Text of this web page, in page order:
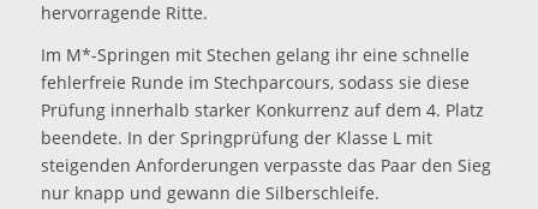
hervorragende Ritte.
Im M*-Springen mit Stechen gelang ihr eine schnelle
fehlerfreie Runde im Stechparcours, sodass sie diese
Prüfung innerhalb starker Konkurrenz auf dem 4. Platz
beendete. In der Springprüfung der Klasse L mit
steigenden Anforderungen verpasste das Paar den Sieg
nur knapp und gewann die Silberschleife.